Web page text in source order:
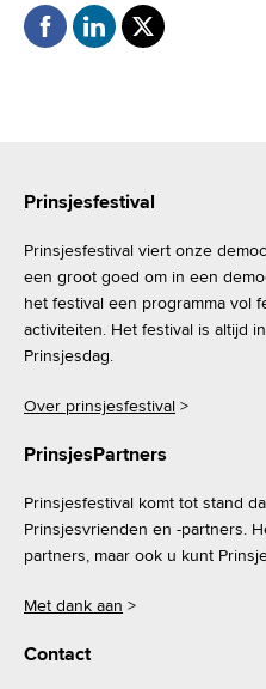
Prinsjesfestival
Prinsjesfestival viert onze
een groot goed om in een
het festival een programma vol
activiteiten. Het festival is altijd
Prinsjesdag.
Over prinsjesfestival >
PrinsjesPartners
Prinsjesfestival komt tot stand
Prinsjesvrienden en -partners.
partners, maar ook u kunt
Met dank aan >
Contact